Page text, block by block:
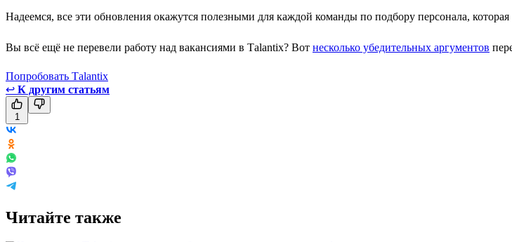
Надеемся, все эти обновления окажутся полезными для каждой команды по подбору персонала, которая
Вы всё ещё не перевели работу над вакансиями в Tаlаntix? Вот несколько убедительных аргументов
Попробовать Tаlаntix
↩ К другим статьям
1
Читайте также